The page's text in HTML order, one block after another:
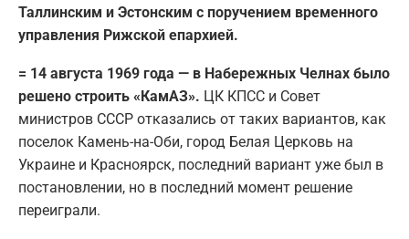
Таллинским и Эстонским с поручением временного
управления Рижской епархией.
= 14 августа 1969 года — в Набережных Челнах было
решено строить «КамАЗ». ЦК КПСС и Совет
министров СССР отказались от таких вариантов, как
поселок Камень-на-Оби, город Белая Церковь на
Украине и Красноярск, последний вариант уже был в
постановлении, но в последний момент решение
переиграли.